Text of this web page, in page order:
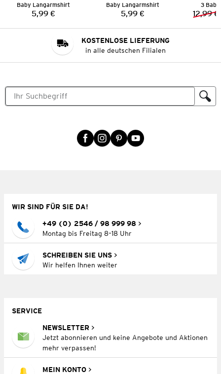
Baby Langarmshirt
Preis:
5,99 €
Baby Langarmshirt
Preis:
5,99 €
3
12,99 €
KOSTENLOSE LIEFERUNG
in alle deutschen Filialen
WIR SIND FÜR SIE DA!
+49 (0) 2546 / 98 999 98
Montag bis Freitag 8–18 Uhr
SCHREIBEN SIE UNS
Wir helfen Ihnen weiter
SERVICE
NEWSLETTER
Jetzt abonnieren und keine Angebote und Aktionen
mehr verpassen!
MEIN KONTO